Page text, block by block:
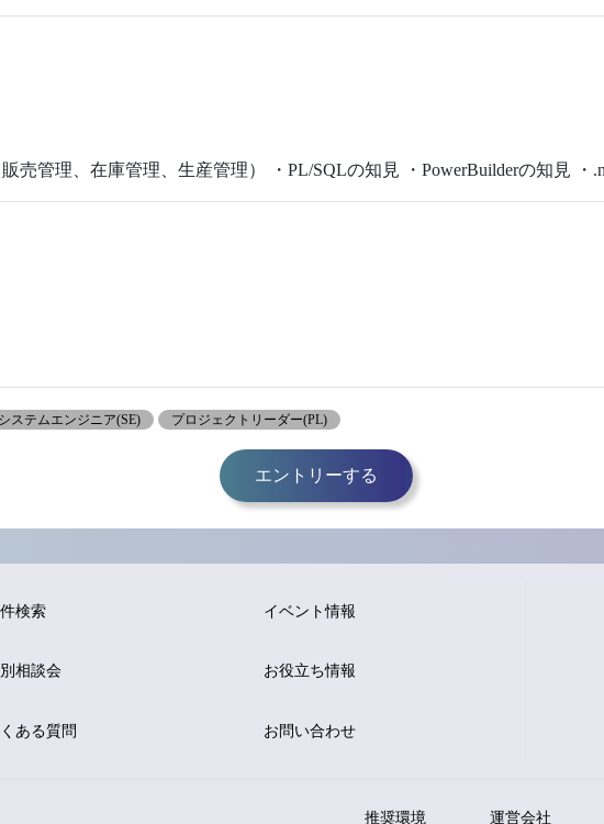
売管理、在庫管理、生産管理） ・PL/SQLの知見 ・PowerBuilderの知見 ・
システムエンジニア(SE) プロジェクトリーダー(PL)
エントリーする
検索 イベント情報
相談会 お役立ち情報
ある質問 お問い合わせ
推奨環境 運営会社